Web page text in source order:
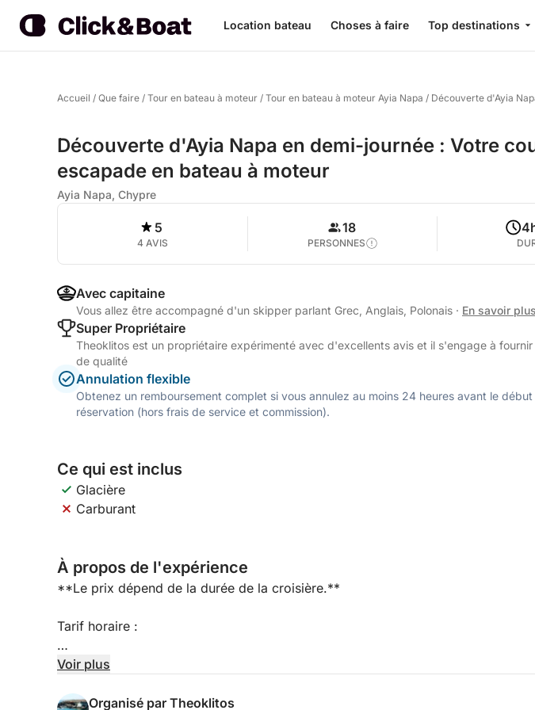
Location bateau Choses à faire Top destinations
Accueil / Que faire / Tour en bateau à moteur / Tour en bateau à moteur Ayia Napa / Découverte d'Ayia
Découverte d'Ayia Napa en demi-journée : Votre
escapade en bateau à moteur
Ayia Napa, Chypre
5
4 AVIS
18
PERSONNES
Avec capitaine
Vous allez être accompagné d'un skipper parlant Grec, Anglais, Polonais · En savoir plus
Super Propriétaire
Theoklitos est un propriétaire expérimenté avec d'excellents avis et il s'engage à
de qualité
Annulation flexible
Obtenez un remboursement complet si vous annulez au moins 24 heures avant le
réservation (hors frais de service et commission).
Ce qui est inclus
Glacière
Carburant
À propos de l'expérience
**Le prix dépend de la durée de la croisière.**
Tarif horaire :
2h - 300 €
3h - 400 €
Voir plus
Organisé par Theoklitos